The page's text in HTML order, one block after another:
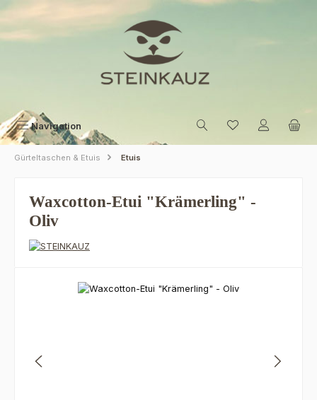
Zum Hauptinhalt springen
Navigation
Gürteltaschen & Etuis Etuis
Waxcotton-Etui "Krämerling" -
Oliv
Bildergalerie überspringen